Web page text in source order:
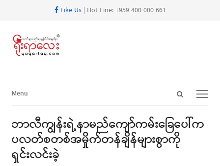
Like Us| Hot Line: +959 400 000 661
Open
panel
Menu
Menu
ဘာလီကျွန်းရဲ့နာမည်ကျော်ကမ်းခြေပေါ်က
ပလတ်စတစ်အမှိုက်တန်ချိန်များစွာကို
ရှင်းလင်းခဲ့